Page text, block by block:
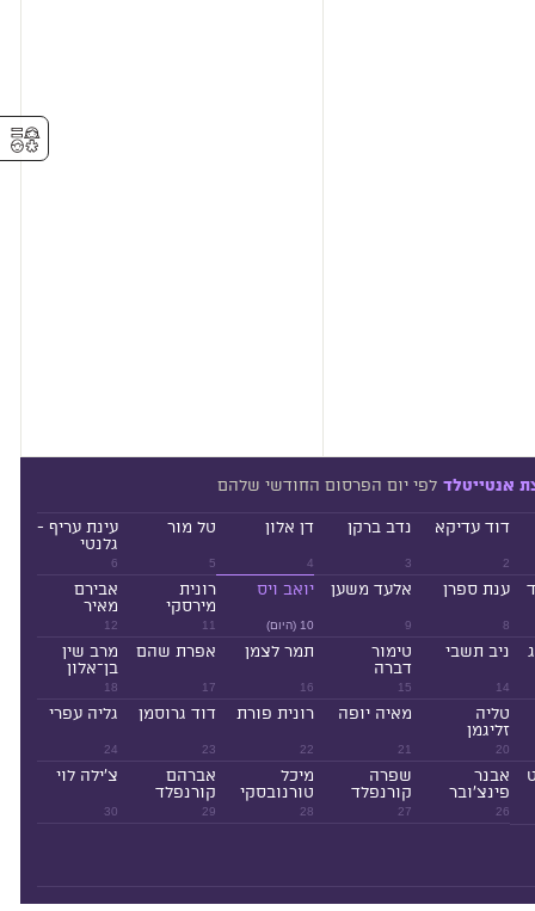
אנטייטלד לפי יום הפרסום החודשי שלהם
2
דוד עדיקא
3
נדב ברקן
4
דן אלון
5
טל מור
6
עינת עריף -
גלנטי
8
ענת ספרן
9
אלעד משען
10 (היום)
יואב ויס
11
רונית
מירסקי
12
אבירם
מאיר
14
ניב תשבי
15
טימור
דברה
16
תמר לצמן
17
אפרת שהם
18
מרב שין
בן־אלון
20
טליה
זליגמן
21
מאיה יופה
22
רונית פורת
23
דוד גרוסמן
24
גליה עפרי
26
אבנר
פינצ'ובר
27
שפרה
קורנפלד
28
מיכל
טורנובסקי
29
אברהם
קורנפלד
30
צ'ילה לוי
⚥︎